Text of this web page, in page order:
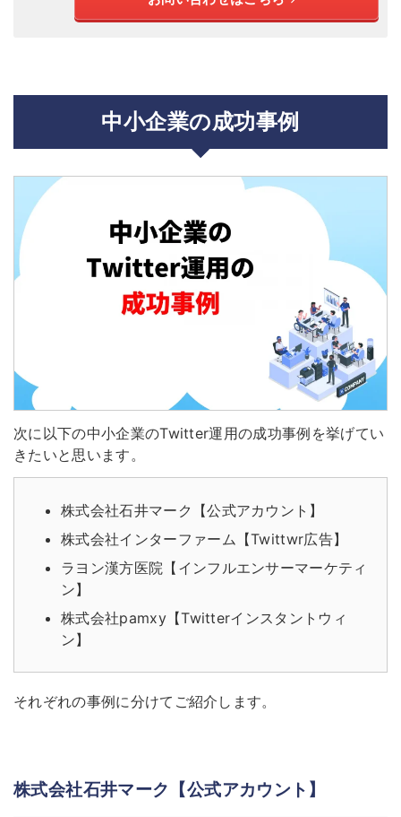
中小企業の成功事例
次に以下の中小企業のTwitter運用の成功事例を挙げてい
きたいと思います。
株式会社石井マーク【公式アカウント】
株式会社インターファーム【Twittwr広告】
ラヨン漢方医院【インフルエンサーマーケティ
ン】
株式会社pamxy【Twitterインスタントウィ
ン】
それぞれの事例に分けてご紹介します。
株式会社石井マーク【公式アカウント】